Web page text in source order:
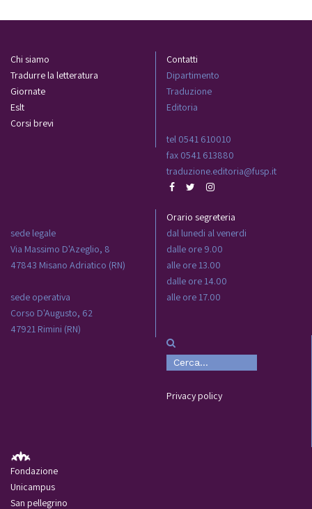
Chi siamo
Tradurre la letteratura
Giornate
Eslt
Corsi brevi
Contatti
Dipartimento
Traduzione
Editoria
tel 0541 610010
fax 0541 613880
traduzione.editoria@fusp.it
sede legale
Via Massimo D'Azeglio, 8
47843 Misano Adriatico (RN)
sede operativa
Corso D'Augusto, 62
47921 Rimini (RN)
Orario segreteria
dal lunedi al venerdi
dalle ore 9.00
alle ore 13.00
dalle ore 14.00
alle ore 17.00
Privacy policy
Fondazione
Unicampus
San pellegrino